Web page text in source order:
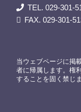
TEL. 029-301-
FAX. 029-301-
当ウェブページに掲
者に帰属します。権
することを固く禁じま